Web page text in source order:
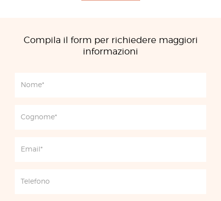
Compila il form per richiedere maggiori
informazioni